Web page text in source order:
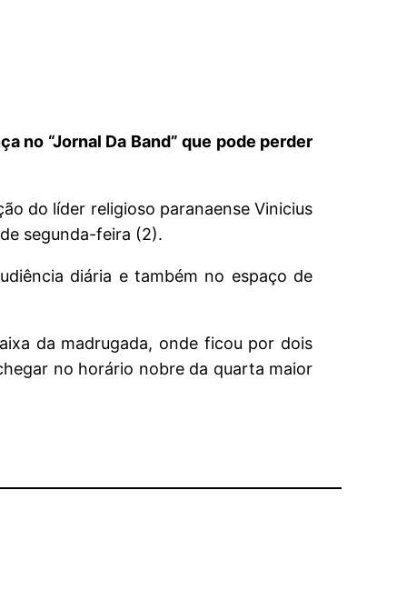
no “Jornal Da Band” que pode perder
do líder religioso paranaense Vinicius
segunda-feira (2).
diária e também no espaço de
da madrugada, onde ficou por dois
no horário nobre da quarta maior